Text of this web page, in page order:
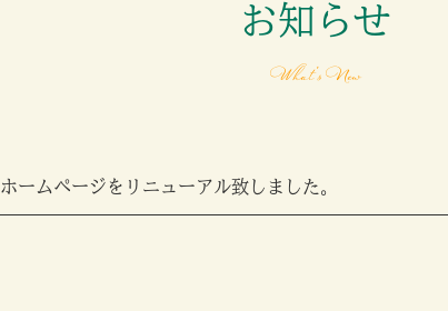
お知らせ
What's New
ホームページをリニューアル致しました。